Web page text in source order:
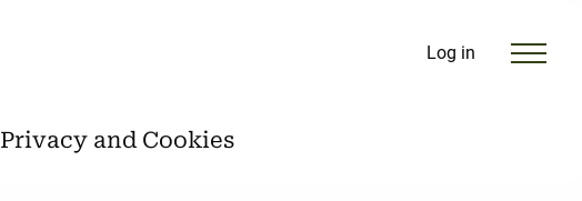
Log in
Privacy and Cookies